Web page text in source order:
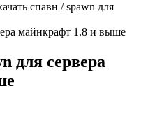
спавн / spawn для
для сервера